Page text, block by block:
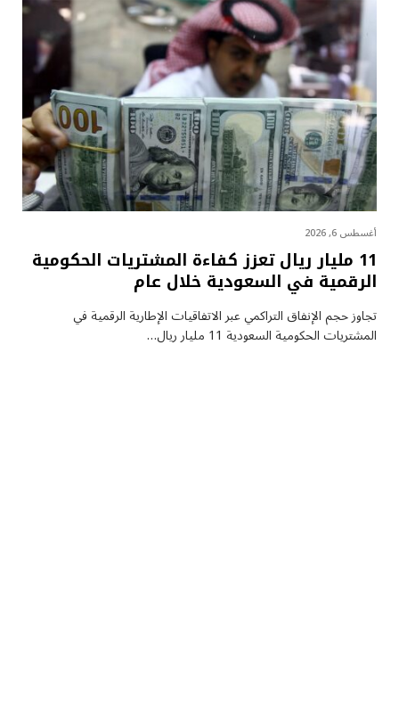
أغسطس 6, 2026
11 مليار ريال تعزز كفاءة المشتريات الحكومية
الرقمية في السعودية خلال عام
تجاوز حجم الإنفاق التراكمي عبر الاتفاقيات الإطارية الرقمية في
المشتريات الحكومية السعودية 11 مليار ريال…